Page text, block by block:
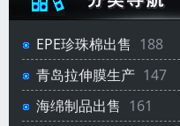
EPE珍珠棉出售 188
青岛拉伸膜生产 147
海绵制品出售 161